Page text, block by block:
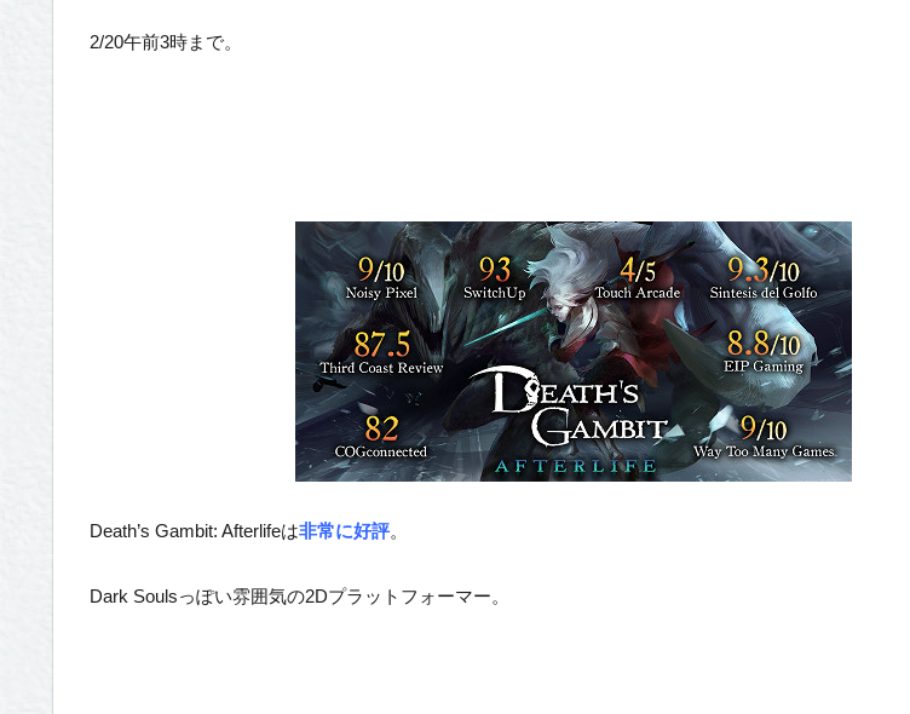
2/20午前3時まで。
Death’s Gambit: Afterlifeは非常に好評。
Dark Soulsっぽい雰囲気の2Dプラットフォーマー。